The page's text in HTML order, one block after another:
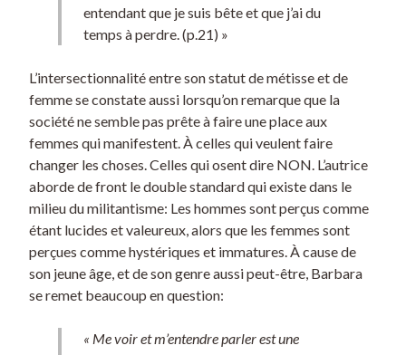
entendant que je suis bête et que j’ai du
temps à perdre. (p.21) »
L’intersectionnalité entre son statut de métisse et de
femme se constate aussi lorsqu’on remarque que la
société ne semble pas prête à faire une place aux
femmes qui manifestent. À celles qui veulent faire
changer les choses. Celles qui osent dire NON. L’autrice
aborde de front le double standard qui existe dans le
milieu du militantisme: Les hommes sont perçus comme
étant lucides et valeureux, alors que les femmes sont
perçues comme hystériques et immatures. À cause de
son jeune âge, et de son genre aussi peut-être, Barbara
se remet beaucoup en question:
« Me voir et m’entendre parler est une